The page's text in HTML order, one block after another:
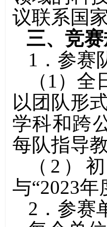
议联系国
三、 竞赛
1 ．参赛
（ 1 ） 全
以团队形
学科和跨
每队指导
（ 2 ）
与“2023年
2 ．参赛